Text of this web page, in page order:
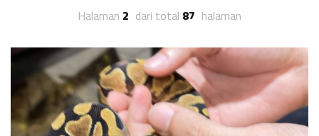
Halaman 2 dari total 87 halaman